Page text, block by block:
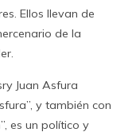
Ellos llevan de
de la
Juan Asfura
y también con
es un político y